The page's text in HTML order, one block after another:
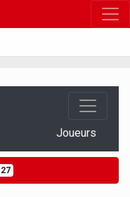
Joueurs
27